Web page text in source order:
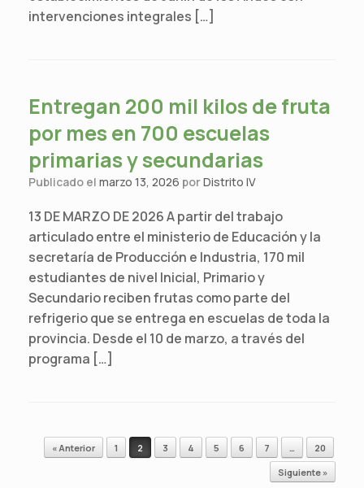
intervenciones integrales […]
Entregan 200 mil kilos de fruta
por mes en 700 escuelas
primarias y secundarias
Publicado el marzo 13, 2026 porDistrito IV
13 DE MARZO DE 2026 A partir del trabajo
articulado entre el ministerio de Educación y la
secretaría de Producción e Industria, 170 mil
estudiantes de nivel Inicial, Primario y
Secundario reciben frutas como parte del
refrigerio que se entrega en escuelas de toda la
provincia. Desde el 10 de marzo, a través del
programa […]
Navegador de artículos
« Anterior 1 2 3 4 5 6 7 …
20
Siguiente »